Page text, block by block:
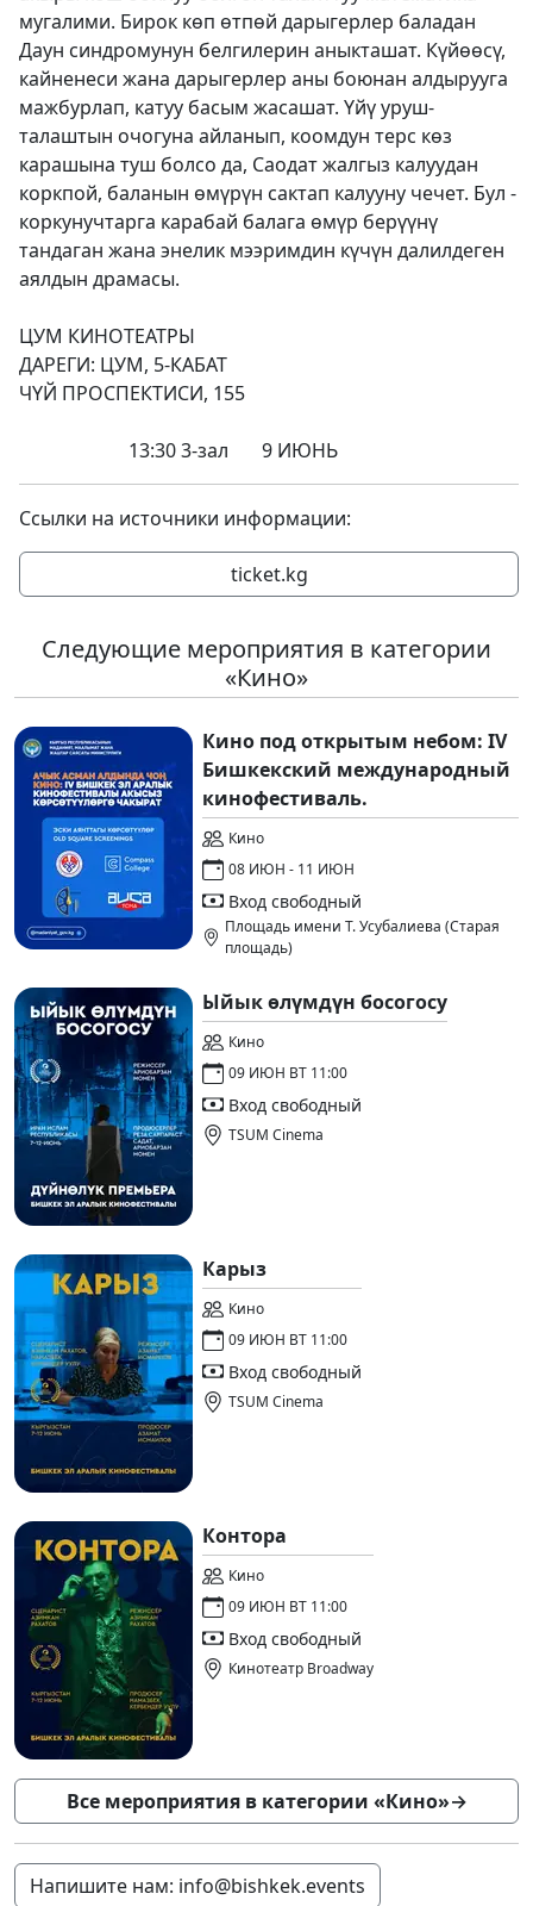
мугалими. Бирок көп өтпөй дарыгерлер баладан
Даун синдромунун белгилерин аныкташат. Күйөөсү,
кайненеси жана дарыгерлер аны боюнан алдырууга
мажбурлап, катуу басым жасашат. Үйү уруш-
талаштын очогуна айланып, коомдун терс көз
карашына туш болсо да, Саодат жалгыз калуудан
коркпой, баланын өмүрүн сактап калууну чечет. Бул -
коркунучтарга карабай балага өмүр берүүнү
тандаган жана энелик мээримдин күчүн далилдеген
аялдын драмасы.
ЦУМ КИНОТЕАТРЫ
ДАРЕГИ: ЦУМ, 5-КАБАТ
ЧҮЙ ПРОСПЕКТИСИ, 155
13:30 3-зал 9 ИЮНЬ
Ссылки на источники информации:
ticket.kg
Следующие мероприятия в категории
«Кино»
Кино под открытым небом: IV
Бишкекский международный
кинофестиваль.
Кино
08 ИЮН - 11 ИЮН
Вход свободный
Площадь имени Т. Усубалиева (Старая
площадь)
Ыйык өлүмдүн босогосу
Кино
09 ИЮН ВТ 11:00
Вход свободный
TSUM Cinema
Карыз
Кино
09 ИЮН ВТ 11:00
Вход свободный
TSUM Cinema
Контора
Кино
09 ИЮН ВТ 11:00
Вход свободный
Кинотеатр Broadway
Все мероприятия в категории «Кино»→
Напишите нам: info@bishkek.events